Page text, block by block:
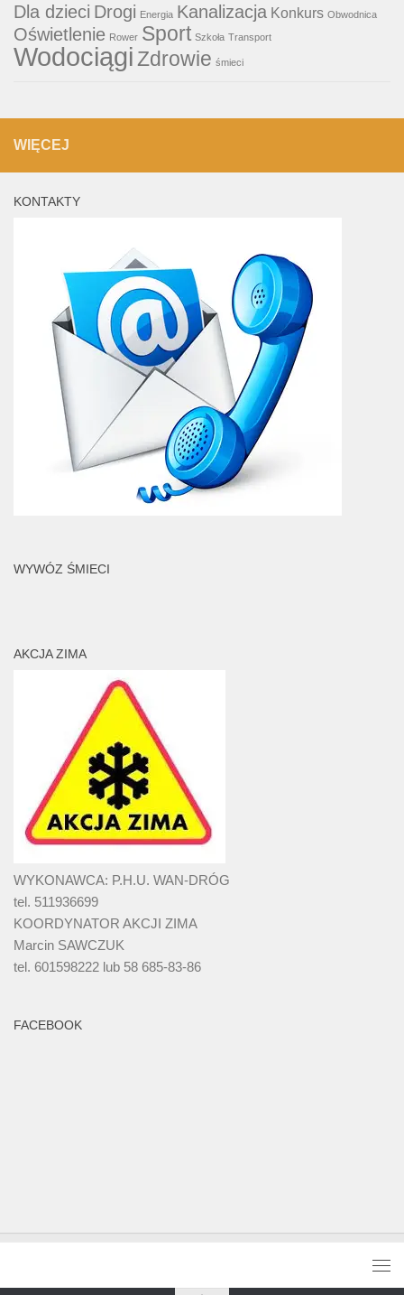
Dla dzieci Drogi Energia Kanalizacja Konkurs Obwodnica
Oświetlenie Rower Sport Szkoła Transport
WodociągiZdrowie śmieci
WIĘCEJ
KONTAKTY
WYWÓZ ŚMIECI
AKCJA ZIMA
WYKONAWCA: P.H.U. WAN-DRÓG
tel. 511936699
KOORDYNATOR AKCJI ZIMA
Marcin SAWCZUK
tel. 601598222 lub 58 685-83-86
FACEBOOK